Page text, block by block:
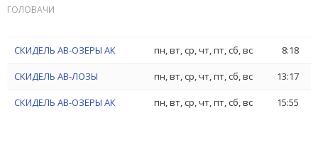
ГОЛОВАЧИ
СКИДЕЛЬ АВ-ОЗЕРЫ АК пн, вт, ср, чт, пт, сб, вс 8:18
СКИДЕЛЬ АВ-ЛОЗЫ пн, вт, ср, чт, пт, сб, вс 13:17
СКИДЕЛЬ АВ-ОЗЕРЫ АК пн, вт, ср, чт, пт, сб, вс 15:55